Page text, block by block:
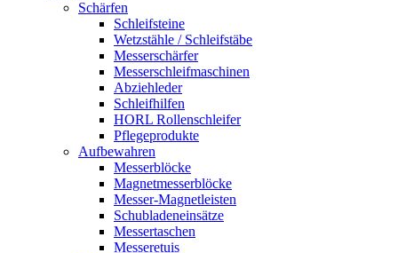
Schärfen
Schleifsteine
Wetzstähle / Schleifstäbe
Messerschärfer
Messerschleifmaschinen
Abziehleder
Schleifhilfen
HORL Rollenschleifer
Pflegeprodukte
Aufbewahren
Messerblöcke
Magnetmesserblöcke
Messer-Magnetleisten
Schubladeneinsätze
Messertaschen
Messeretuis